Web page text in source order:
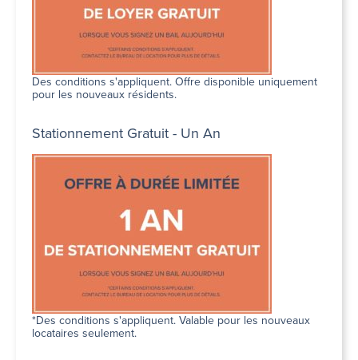
Des conditions s'appliquent. Offre disponible uniquement
pour les nouveaux résidents.
Stationnement Gratuit - Un An
*Des conditions s'appliquent. Valable pour les nouveaux
locataires seulement.